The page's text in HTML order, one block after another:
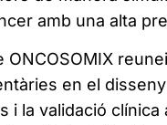
amb una alta
ONCOSOMIX
en el
i la validació